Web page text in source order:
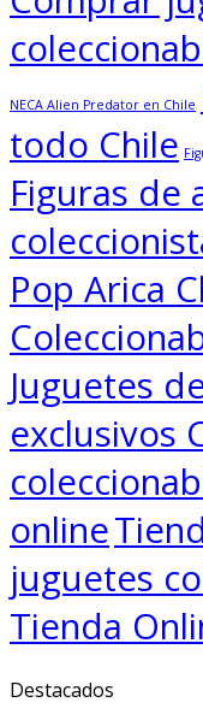
NECA Alien Predator en Chile
todo Chile
Figuras de
Pop Arica
Juguetes
exclusivos
online
juguetes
Tienda
Destacados